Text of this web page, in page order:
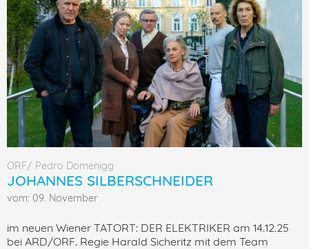
ORF/ Pedro Domenigg
JOHANNES SILBERSCHNEIDER
vom: 09. November
im neuen Wiener TATORT: DER ELEKTRIKER am 14.12.25
bei ARD/ORF. Regie Harald Sicheritz mit dem Team